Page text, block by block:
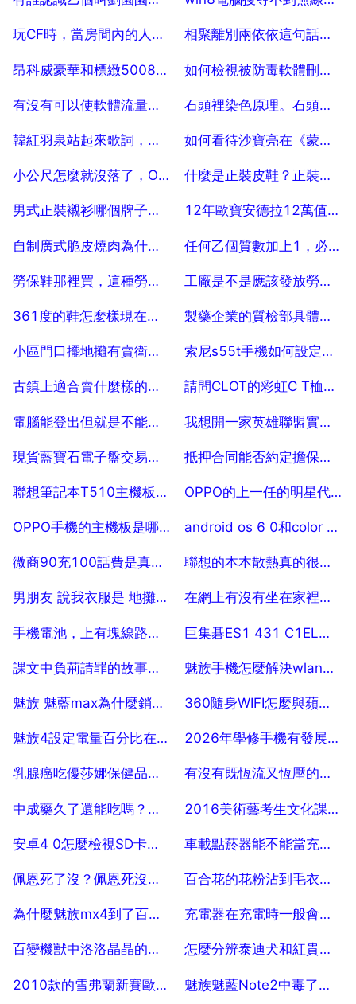
2025-07-29 2025-07-29
玩CF時，當房間內的人多時很卡是怎麼回事？
2025-07-29
相聚離別兩依依這句話是什麼意思
2025-07-29
昂科威豪華和標緻5008gt怎麼選
2025-07-29
如何檢視被防毒軟體刪除的瀏覽記錄 45
2025-07-29
有沒有可以使軟體流量網速變快的辦法 5
2025-07-29
石頭裡染色原理。石頭怎麼染色,而且不掉色
2025-07-29
韓紅羽泉站起來歌詞，韓紅和羽泉站起來那次群星演唱會
2025-07-29
如何看待沙寶亮在《蒙面歌王》中的超水平發揮
2025-07-29
小公尺怎麼就沒落了，OPPO，vivo 怎麼就崛起了
2025-07-29
什麼是正裝皮鞋？正裝皮鞋就是一定要繫鞋帶的那種嗎？
2025-07-29
男式正裝襯衫哪個牌子好？
2025-07-29
12年歐寶安德拉12萬值嗎？車況挺好的，哪位告知下
2025-07-29
自制廣式脆皮燒肉為什麼皮咬不動
2025-07-29
任何乙個質數加上1，必定是合數
2025-07-29
勞保鞋那裡買，這種勞保鞋在哪買哪？是什麼牌子
2025-07-29
工廠是不是應該發放勞保鞋
2025-07-29
361度的鞋怎麼樣現在？怎麼沒什麼人穿啊，很差嗎？
2025-07-29
製藥企業的質檢部具體做些什麼？
2025-07-29
小區門口擺地攤有賣衛生紙的嗎
2025-07-29
索尼s55t手機如何設定衛星,為什麼導航衛星為0
2025-07-29
古鎮上適合賣什麼樣的飾品？跪求好心人幫幫忙！
2025-07-29
請問CLOT的彩虹C T桖如何？
2025-07-29
電腦能登出但就是不能關機 80
2025-07-29
我想開一家英雄聯盟實體店， 都需要什麼手續？
2025-07-29
現貨藍寶石電子盤交易靠譜嗎？？怎麼做？？
2025-07-29
抵押合同能否約定擔保期限
2025-07-29
聯想筆記本T510主機板多少錢
2025-07-28
OPPO的上一任的明星代言人是誰
2025-07-28
OPPO手機的主機板是哪個公司生產的？
2025-07-28
android os 6 0和color os3 0哪個系統好
2025-07-28
微商90充100話費是真的嗎
2025-07-28
聯想的本本散熱真的很不好嗎
2025-07-28
男朋友 說我衣服是 地攤貨？他是什麼意思？
2025-07-28
在網上有沒有坐在家裡就可以賺錢的工作？
2025-07-28
手機電池，上有塊線路板有什麼用？
2025-07-28
巨集碁ES1 431 C1EL怎麼樣？巨集碁ES1 431 C1EL好嗎
2025-07-28
課文中負荊請罪的故事背後的資料
2025-07-28
魅族手機怎麼解決wlan故障
2025-07-28
魅族 魅藍max為什麼銷量不好
2025-07-28
360隨身WIFI怎麼與蘋果平板電腦連不上
2025-07-28
魅族4設定電量百分比在哪裡
2025-07-28
2026年學修手機有發展前景嗎,請專業人士回答一下。謝謝！
2025-07-28
乳腺癌吃優莎娜保健品能行嗎
2025-07-28
有沒有既恆流又恆壓的電源？在技術上能否做到？
2025-07-28
中成藥久了還能吃嗎？中成藥過期還能吃嗎？過多長時間沒有關係
2025-07-28
2016美術藝考生文化課在300分,藝考300分能上什麼大學
2025-07-28
安卓4 0怎麼檢視SD卡的檔案？
2025-07-28
車載點菸器能不能當充電口用
2025-07-28
佩恩死了沒？佩恩死沒？怎樣死抵？
2025-07-28
百合花的花粉沾到毛衣上怎麼洗
2025-07-28
為什麼魅族mx4到了百分之十掉電這麼快
2025-07-28
充電器在充電時一般會不會燒壞
2025-07-28
百變機獸中洛洛晶晶的詳細介紹
2025-07-28
怎麼分辨泰迪犬和紅貴狗呢？
2025-07-28
2010款的雪弗蘭新賽歐怎麼樣啊？給介紹介紹 魅族魅藍Note2中毒了怎麼防毒